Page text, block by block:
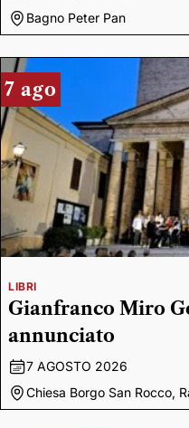
Bagno Peter Pan
7 ago
LIBRI
Gianfranco Miro
annunciato
7 AGOSTO 2026
Chiesa Borgo San Rocco,